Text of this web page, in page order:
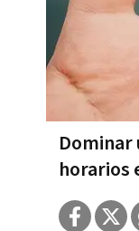
Dominar
horarios